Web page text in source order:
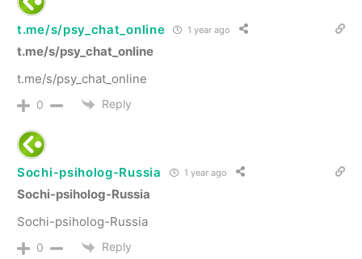
t.me/s/psy_chat_online 1 year ago
t.me/s/psy_chat_online
t.me/s/psy_chat_online
0 Reply
Sochi-psiholog-Russia 1 year ago
Sochi-psiholog-Russia
Sochi-psiholog-Russia
0 Reply